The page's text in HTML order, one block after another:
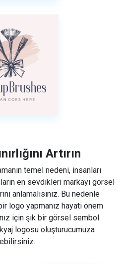
Artırın
temel nedeni, insanları
en sevdikleri markayı görsel
anlamalısınız. Bu nedenle
logo yapmanız hayati önem
için şık bir görsel sembol
logosu oluşturucumuza